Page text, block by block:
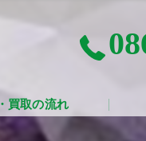
買取の流れ